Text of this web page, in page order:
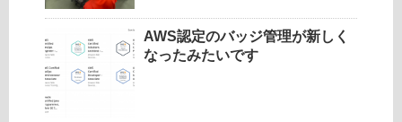
AWS認定のバッジ管理が新しく
なったみたいです